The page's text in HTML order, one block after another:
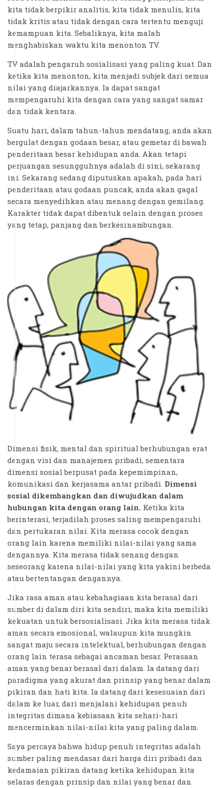
kita tidak berpikir analitis, kita tidak menulis, kita
tidak kritis atau tidak dengan cara tertentu menguji
kemampuan kita. Sebaliknya, kita malah
menghabiskan waktu kita menonton TV.
TV adalah pengaruh sosialisasi yang paling kuat. Dan
ketika kita menonton, kita menjadi subjek dari semua
nilai yang diajarkannya. Ia dapat sangat
mempengaruhi kita dengan cara yang sangat samar
dan tidak kentara.
Suatu hari, dalam tahun-tahun mendatang, anda akan
bergulat dengan godaan besar, atau gemetar di bawah
penderitaan besar kehidupan anda. Akan tetapi
perjuangan sesungguhnya adalah di sini, sekarang
ini. Sekarang sedang diputuskan apakah, pada hari
penderitaan atau godaan puncak, anda akan gagal
secara menyedihkan atau menang dengan gemilang.
Karakter tidak dapat dibentuk selain dengan proses
yang tetap, panjang dan berkesinambungan.
Dimensi fisik, mental dan spiritual berhubungan erat
dengan visi dan manajemen pribadi, sementara
dimensi sosial berpusat pada kepemimpinan,
komunikasi dan kerjasama antar pribadi. Dimensi
sosial dikembangkan dan diwujudkan dalam
hubungan kita dengan orang lain. Ketika kita
berinterasi, terjadilah proses saling mempengaruhi
dan pertukaran nilai. Kita merasa cocok dengan
orang lain karena memiliki nilai-nilai yang sama
dengannya. Kita merasa tidak senang dengan
seseorang karena nilai-nilai yang kita yakini berbeda
atau bertentangan dengannya.
Jika rasa aman atau kebahagiaan kita berasal dari
sumber di dalam diri kita sendiri, maka kita memiliki
kekuatan untuk bersosialisasi. Jika kita merasa tidak
aman secara emosional, walaupun kita mungkin
sangat maju secara intelektual, berhubungan dengan
orang lain terasa sebagai ancaman besar. Perasaan
aman yang benar berasal dari dalam. Ia datang dari
paradigma yang akurat dan prinsip yang benar dalam
pikiran dan hati kita. Ia datang dari kesesuaian dari
dalam ke luar, dari menjalani kehidupan penuh
integritas dimana kebiasaan kita sehari-hari
mencerminkan nilai-nilai kita yang paling dalam.
Saya percaya bahwa hidup penuh integritas adalah
sumber paling mendasar dari harga diri pribadi dan
kedamaian pikiran datang ketika kehidupan kita
selaras dengan prinsip dan nilai yang benar dan